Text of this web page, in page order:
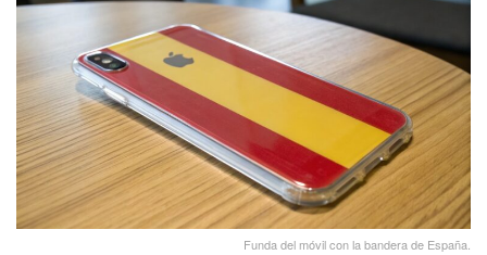
Funda del móvil con la bandera de España.